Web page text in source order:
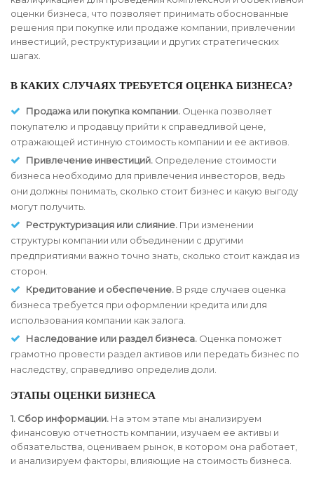
оценки бизнеса, что позволяет принимать обоснованные
решения при покупке или продаже компании, привлечении
инвестиций, реструктуризации и других стратегических
шагах.
В КАКИХ СЛУЧАЯХ ТРЕБУЕТСЯ ОЦЕНКА БИЗНЕСА?
Продажа или покупка компании. Оценка позволяет
покупателю и продавцу прийти к справедливой цене,
отражающей истинную стоимость компании и ее активов.
Привлечение инвестиций. Определение стоимости
бизнеса необходимо для привлечения инвесторов, ведь
они должны понимать, сколько стоит бизнес и какую выгоду
могут получить.
Реструктуризация или слияние. При изменении
структуры компании или объединении с другими
предприятиями важно точно знать, сколько стоит каждая из
сторон.
Кредитование и обеспечение. В ряде случаев оценка
бизнеса требуется при оформлении кредита или для
использования компании как залога.
Наследование или раздел бизнеса. Оценка поможет
грамотно провести раздел активов или передать бизнес по
наследству, справедливо определив доли.
ЭТАПЫ ОЦЕНКИ БИЗНЕСА
1. Сбор информации. На этом этапе мы анализируем
финансовую отчетность компании, изучаем ее активы и
обязательства, оцениваем рынок, в котором она работает,
и анализируем факторы, влияющие на стоимость бизнеса.